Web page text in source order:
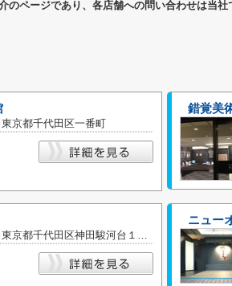
のページであり、各店舗への問い合わせは当社
東京都千代田区一番町
錯覚美
東京都千代田区神田駿河台１丁目
ニュー